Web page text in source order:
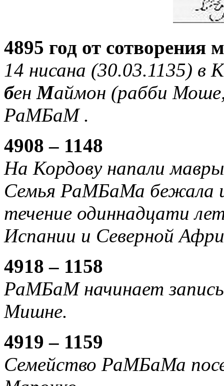
4895 год от сотворения
14 нисана (30.03.1135) в
бенМаймон (рабби
РаМБаМ .
4908 – 1148
На Кордову напали
Семья РаМБаМа бежала
течение одиннадцати
Испании и Северной
4918 – 1158
РаМБаМ начинает
Мишне.
4919 – 1159
Семейство РаМБаМа